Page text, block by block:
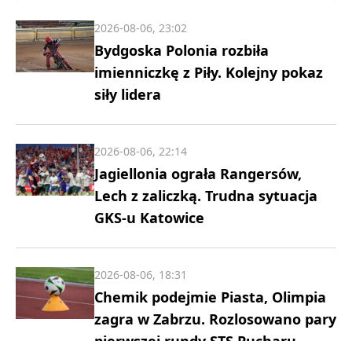
Bydgoska Polonia rozbiła
imienniczkę z Piły. Kolejny pokaz
siły lidera
2026-08-06, 23:02
Jagiellonia ograła Rangersów,
Lech z zaliczką. Trudna sytuacja
GKS-u Katowice
2026-08-06, 22:14
Chemik podejmie Piasta, Olimpia
zagra w Zabrzu. Rozlosowano pary
2026-08-06, 18:31